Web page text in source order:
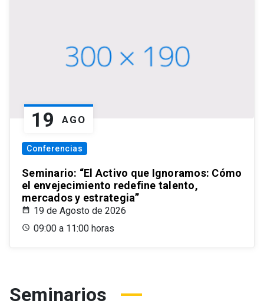
19 AGO
Conferencias
Seminario: “El Activo que Ignoramos: Cómo
el envejecimiento redefine talento,
mercados y estrategia”
19 de Agosto de 2026
09:00 a 11:00 horas
Seminarios